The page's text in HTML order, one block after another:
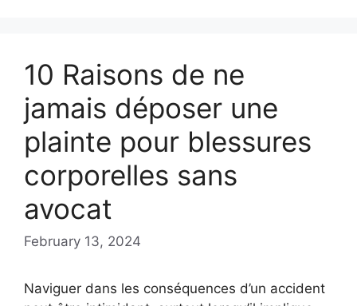
10 Raisons de ne
jamais déposer une
plainte pour blessures
corporelles sans
avocat
February 13, 2024
Naviguer dans les conséquences d’un accident